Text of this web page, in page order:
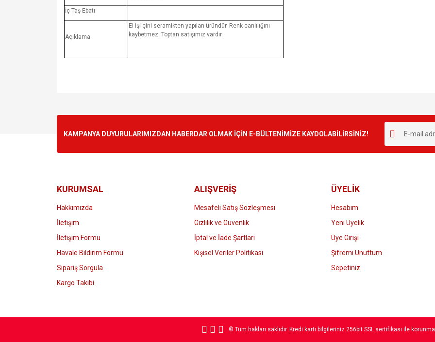
İç Taş Ebatı
Açıklama
El işi çini seramikten yapılan üründür. Renk canlılığını
kaybetmez. Toptan satışımız vardır.
Ürün resmi kalitesiz, bozuk veya görüntülenemiyor.
Bu ürüne benzer farklı alternatifler olmalı.
Gönder
KAMPANYA DUYURULARIMIZDAN HABERDAR OLMAK İÇİN E-BÜLTENİMİZE KAYDOLABİLİRSİNİZ!
KURUMSAL
Hakkımızda
İletişim
İletişim Formu
Havale Bildirim Formu
Sipariş Sorgula
Kargo Takibi
ALIŞVERİŞ
Mesafeli Satış Sözleşmesi
Gizlilik ve Güvenlik
İptal ve İade Şartları
Kişisel Veriler Politikası
ÜYELİK
Hesabım
Yeni Üyelik
Üye Girişi
Şifremi Unuttum
Sepetiniz
© Tüm hakları saklıdır. Kredi kartı bilgileriniz 256bit SSL sertifikası ile